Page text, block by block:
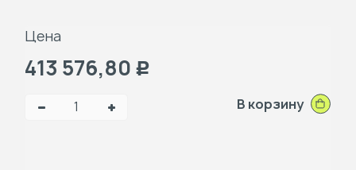
Цена
413 576,80 Р
В корзину